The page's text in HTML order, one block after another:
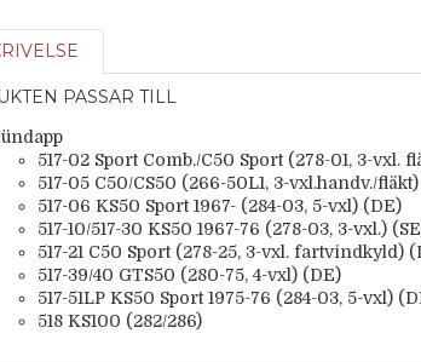
PASSAR TILL
517-02 Sport Comb./C50 Sport (278-01, 3-vxl.
517-05 C50/CS50 (266-50L1, 3-vxl.handv./
517-06 KS50 Sport 1967- (284-03, 5-vxl) (DE)
517-10/517-30 KS50 1967-76 (278-03, 3-vxl.)
517-21 C50 Sport (278-25, 3-vxl. fartvindkyld)
517-39/40 GTS50 (280-75, 4-vxl) (DE)
517-51LP KS50 Sport 1975-76 (284-03, 5-vxl)
518 KS100 (282/286)